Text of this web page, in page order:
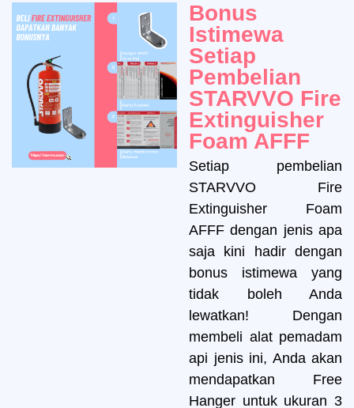
Bonus
Istimewa
Setiap
Pembelian
STARVVO Fire
Extinguisher
Foam AFFF
Setiap pembelian
STARVVO Fire
Extinguisher Foam
AFFF dengan jenis apa
saja kini hadir dengan
bonus istimewa yang
tidak boleh Anda
lewatkan! Dengan
membeli alat pemadam
api jenis ini, Anda akan
mendapatkan Free
Hanger untuk ukuran 3